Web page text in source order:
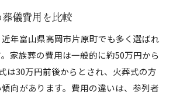
儀費用を比較
年富山県高岡市片原町でも多く選ばれ
家族葬の費用は一般的に約50万円から
は30万円前後からとされ、火葬式の方
向があります。費用の違いは、参列者